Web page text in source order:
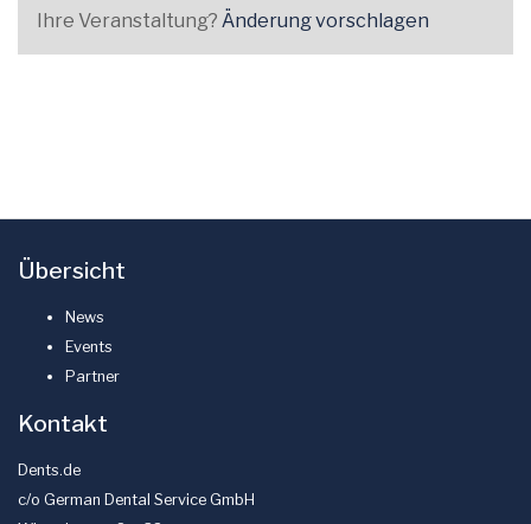
Ihre Veranstaltung? Änderung vorschlagen
Übersicht
News
Events
Partner
Kontakt
Dents.de
c/o German Dental Service GmbH